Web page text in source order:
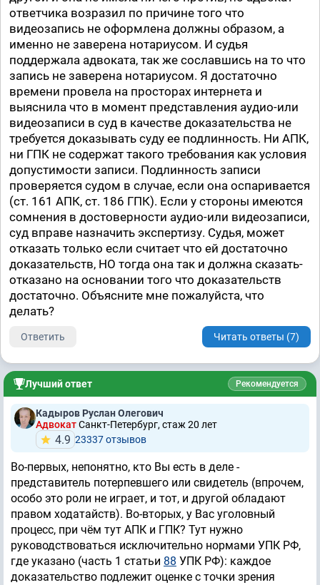
ответчика возразил по причине того что
видеозапись не оформлена должны образом, а
именно не заверена нотариусом. И судья
поддержала адвоката, так же сославшись на то что
запись не заверена нотариусом. Я достаточно
времени провела на просторах интернета и
выяснила что в момент представления аудио-или
видеозаписи в суд в качестве доказательства не
требуется доказывать суду ее подлинность. Ни АПК,
ни ГПК не содержат такого требования как условия
допустимости записи. Подлинность записи
проверяется судом в случае, если она оспаривается
(ст. 161 АПК, ст. 186 ГПК). Если у стороны имеются
сомнения в достоверности аудио-или видеозаписи,
суд вправе назначить экспертизу. Судья, может
отказать только если считает что ей достаточно
доказательств, НО тогда она так и должна сказать-
отказано на основании того что доказательств
достаточно. Объясните мне пожалуйста, что
делать?
Ответить Читать ответы (7)
Лучший ответ Рекомендуется
Кадыров Руслан Олегович
АдвокатСанкт-Петербург, стаж 20 лет
4.9 23337 отзывов
Во-первых, непонятно, кто Вы есть в деле -
представитель потерпевшего или свидетель (впрочем,
особо это роли не играет, и тот, и другой обладают
правом ходатайств). Во-вторых, у Вас уголовный
процесс, при чём тут АПК и ГПК? Тут нужно
руководствоваться исключительно нормами УПК РФ,
где указано (часть 1 статьи 88 УПК РФ): каждое
доказательство подлежит оценке с точки зрения